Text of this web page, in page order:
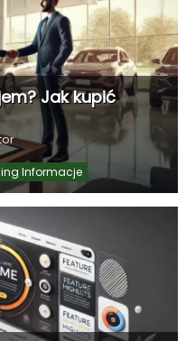
Jak kupić
Informacje